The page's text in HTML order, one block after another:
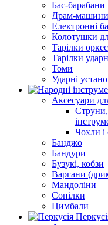
Бас-барабани
Драм-машини
Електронні
Колотушки
Тарілки
Тарілки
Томи
Ударні
Аксесуари
Чохли і
Банджо
Бандури
Бузукі, кобзи
Варгани
Мандоліни
Сопілки
Цимбали